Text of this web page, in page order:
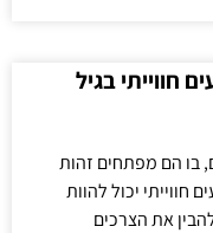
חווייתי בגיל
בו הם מפתחים זהות
חווייתי יכול להוות
את הצרכים